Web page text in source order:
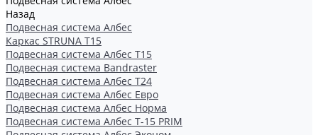
Назад
Подвесная система Албес
Каркас STRUNA Т15
Подвесная система Албес T15
Подвесная система Bandraster
Подвесная система Албес T24
Подвесная система Албес Евро
Подвесная система Албес Норма
Подвесная система Албес Т-15 PRIM